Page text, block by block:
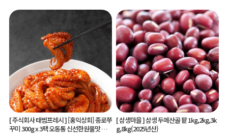
[ 주식회사 태범프레시 ][홍익상회] 종로쭈
꾸미 300g x 3팩 오동통 신선한원물맛 그
[ 삼생마을 ]삼생 두메산골 팥 1kg,2kg,3k
g,8kg(2025년산)